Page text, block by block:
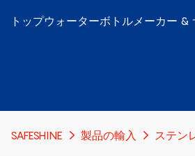
トップウォーターボトルメーカー
SAFESHINE 製品の輸入 ステン